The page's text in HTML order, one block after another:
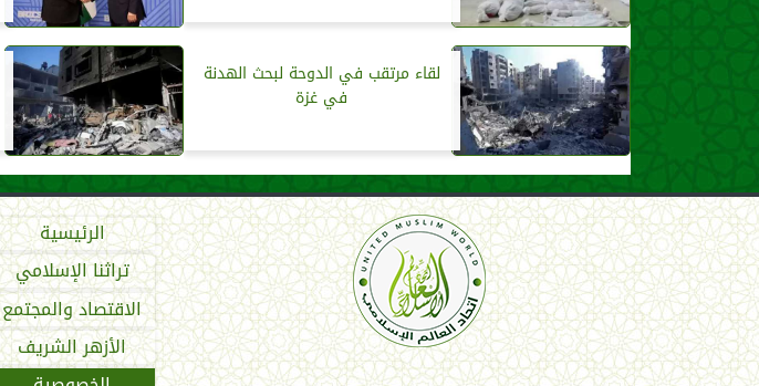
لقاء مرتقب في الدوحة لبحث الهدنة
في غزة
الرئيسية
تراثنا الإسلامي
الاقتصاد والمجتمع
الأزهر الشريف